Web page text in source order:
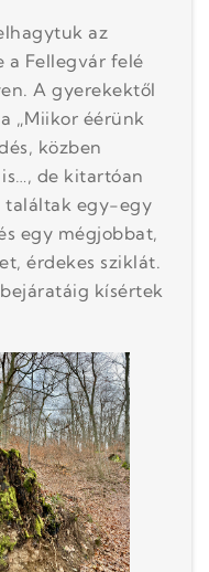
az
a Fellegvár felé
A gyerekektől
„Miikor éérünk
közben
de kitartóan
találtak egy-egy
egy mégjobbat,
érdekes sziklát.
kísértek